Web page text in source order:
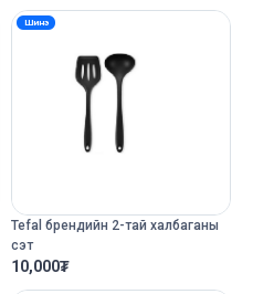
Шинэ
Tefal брендийн 2-тай халбаганы
сэт
10,000₮